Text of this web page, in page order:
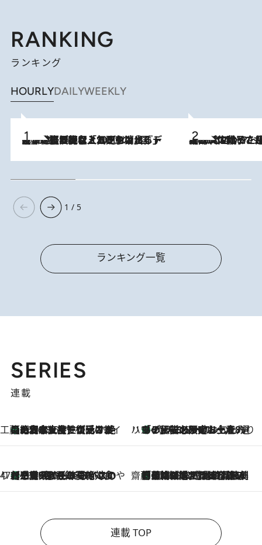
RANKING
ランキング
HOURLYDAILYWEEKLY
2026.8.5
【なぜ吉沢亮は「気配を消せる」のか？】興行収入208億の『国宝』を経て挑むミュージカル『ディア・エヴァン・ハンセン』。トップ俳優が舞台上でさらけ出した“孤独”とは 2026.8.5
【阿川佐和子さんの年とる力】なぜ70代で始めた趣味は“こんなに楽しい”のか？ ピアノ、俳句…スランプに陥っても続けられる“ある秘訣”とは
1 / 5
ランキング一覧
SERIES
連載
工藤まやのおもてなしハワイ
2026.8.6
【ハワイ土産】ローカルの絶大な支持で復活！ 絶品の幻クッキー《元ファンの日本人女性が受け継いだ名店》 ハワイ賢者 リサのお気に入りリスト2026.8.6
あの伝説の限定トートも！ リニューアルした「ディーン＆デルーカ ハワイ」で必須のお土産8選
47都道府県の手みやげ ひんやりスイーツで夏を満喫
2026.8.6
【三重県】この夏絶対食べたい 冷やしておいしいおやつ3選 お餅×アイスの新感覚スイーツ 齋藤 薫 美容脳ルネサンス
2026.8.6
「荷物が増えるほど旅ストレスは増す」美容ジャーナリストがたどり着いた最終結論。“化粧品を劇的に減らす”感動の凝縮美容とは
連載 TOP